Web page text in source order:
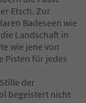
Etsch. Zur
Badeseen wie
Landschaft in
wie jene von
Pisten für jedes
der
begeistert nicht